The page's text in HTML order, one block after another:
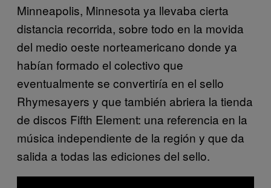
Minneapolis, Minnesota ya llevaba cierta
distancia recorrida, sobre todo en la movida
del medio oeste norteamericano donde ya
habían formado el colectivo que
eventualmente se convertiría en el sello
Rhymesayers y que también abriera la tienda
de discos Fifth Element: una referencia en la
música independiente de la región y que da
salida a todas las ediciones del sello.​